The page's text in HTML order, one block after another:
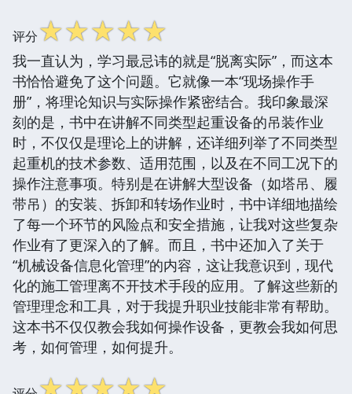
评分☆☆☆☆☆
我一直认为，学习最忌讳的就是“脱离实际”，而这本
书恰恰避免了这个问题。它就像一本“现场操作手
册”，将理论知识与实际操作紧密结合。我印象最深
刻的是，书中在讲解不同类型起重设备的吊装作业
时，不仅仅是理论上的讲解，还详细列举了不同类型
起重机的技术参数、适用范围，以及在不同工况下的
操作注意事项。特别是在讲解大型设备（如塔吊、履
带吊）的安装、拆卸和转场作业时，书中详细地描绘
了每一个环节的风险点和安全措施，让我对这些复杂
作业有了更深入的了解。而且，书中还加入了关于
“机械设备信息化管理”的内容，这让我意识到，现代
化的施工管理离不开技术手段的应用。了解这些新的
管理理念和工具，对于我提升职业技能非常有帮助。
这本书不仅仅教会我如何操作设备，更教会我如何思
考，如何管理，如何提升。